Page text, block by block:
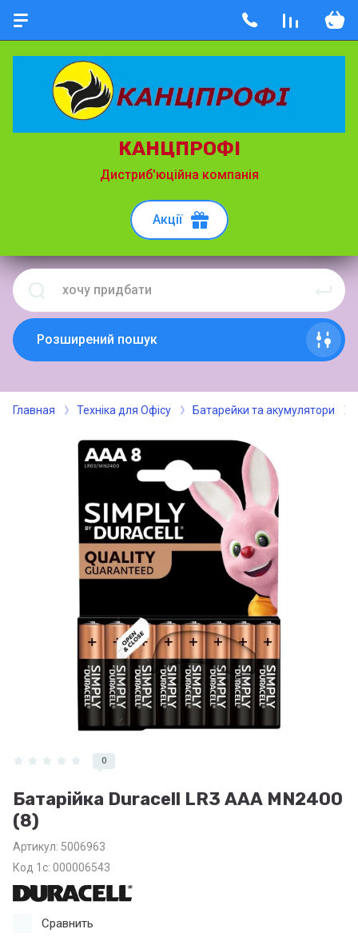
КАНЦПРОФІ
Дистриб'юційна компанія
Акції
Розширений пошук
Главная Техніка для Офісу Батарейки та акумулятори
0
Батарiйка Duracell LR3 ААА MN2400
(8)
Артикул: 5006963
Код 1с: 000006543
Сравнить